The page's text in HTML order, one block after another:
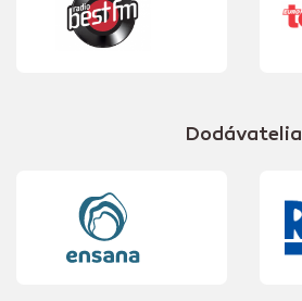
Dodávatelia